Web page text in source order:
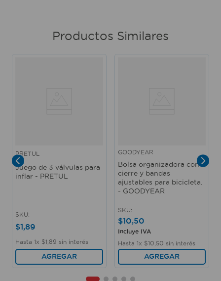
Productos Similares
PRETUL
Juego de 3 válvulas para
inflar - PRETUL
SKU:
$1,89
Hasta 1x $1 89 sin interés
AGREGAR
GOODYEAR
Bolsa organizadora con
cierre y bandas
ajustables para bicicleta.
- GOODYEAR
SKU:
$10,50
Incluye IVA
Hasta 1x $10 50 sin interés
AGREGAR